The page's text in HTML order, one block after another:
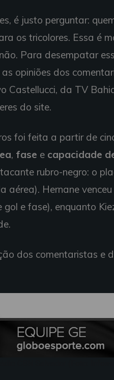
é justo perguntar:
os tricolores. Essa é
Para desempatar
opiniões dos
Castellucci, da TV
do site.
foi feita a partir de
, fase e capacidade
rubro-negro: o
aérea). Hernane
e fase), enquanto
dos comentaristas e